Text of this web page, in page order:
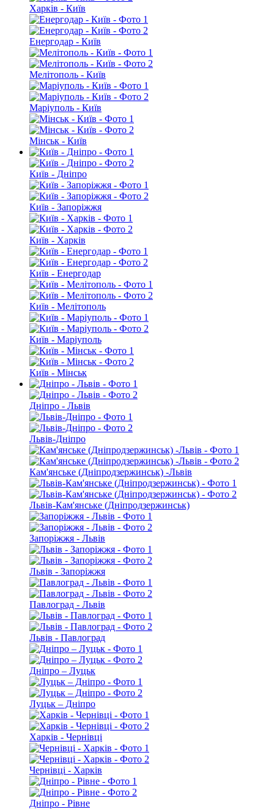
Харків - Київ
Енергодар - Київ
Мелітополь - Київ
Маріуполь - Київ
Мінськ - Київ
Київ - Дніпро
Київ - Запоріжжя
Київ - Харків
Київ - Енергодар
Київ - Мелітополь
Київ - Маріуполь
Київ - Мінськ
Дніпро - Львів
Львів-Дніпро
Кам'янське (Дніпродзержинськ) -Львів
Львів-Кам'янське (Дніпродзержинськ)
Запоріжжя - Львів
Львів - Запоріжжя
Павлоград - Львів
Львів - Павлоград
Дніпро – Луцьк
Луцьк – Дніпро
Харків - Чернівці
Чернівці - Харків
Дніпро - Рівне